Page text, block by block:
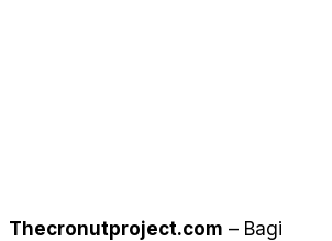
Thecronutproject.com – Bagi